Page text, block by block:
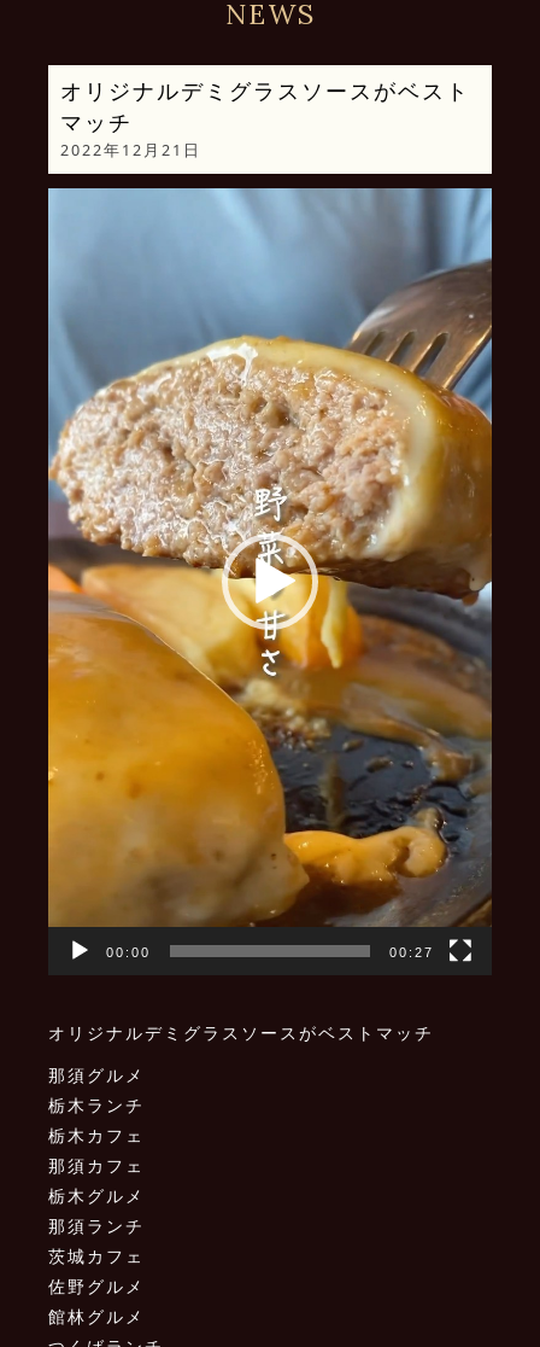
NEWS
オリジナルデミグラスソースがベスト
マッチ
2022年12月21日
00:00 00:27
オリジナルデミグラスソースがベストマッチ
那須グルメ
栃木ランチ
栃木カフェ
那須カフェ
栃木グルメ
那須ランチ
茨城カフェ
佐野グルメ
館林グルメ